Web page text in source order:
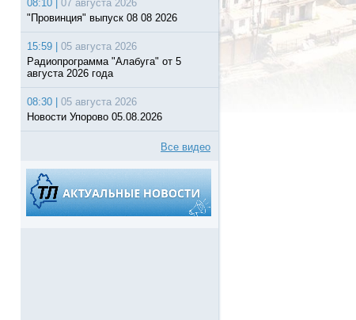
08:10 |
07 августа 2026
"Провинция" выпуск 08 08 2026
15:59 |
05 августа 2026
Радиопрограмма "Алабуга" от 5
августа 2026 года
08:30 |
05 августа 2026
Новости Упорово 05.08.2026
Все видео